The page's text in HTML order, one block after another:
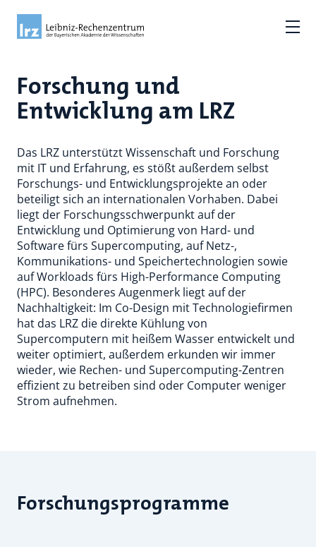
Forschung und
Entwicklung am LRZ
Das LRZ unterstützt Wissenschaft und Forschung
mit IT und Erfahrung, es stößt außerdem selbst
Forschungs- und Entwicklungsprojekte an oder
beteiligt sich an internationalen Vorhaben. Dabei
liegt der Forschungsschwerpunkt auf der
Entwicklung und Optimierung von Hard- und
Software fürs Supercomputing, auf Netz-,
Kommunikations- und Speichertechnologien sowie
auf Workloads fürs High-Performance Computing
(HPC). Besonderes Augenmerk liegt auf der
Nachhaltigkeit: Im Co-Design mit Technologiefirmen
hat das LRZ die direkte Kühlung von
Supercomputern mit heißem Wasser entwickelt und
weiter optimiert, außerdem erkunden wir immer
wieder, wie Rechen- und Supercomputing-Zentren
effizient zu betreiben sind oder Computer weniger
Strom aufnehmen.
Forschungsprogramme